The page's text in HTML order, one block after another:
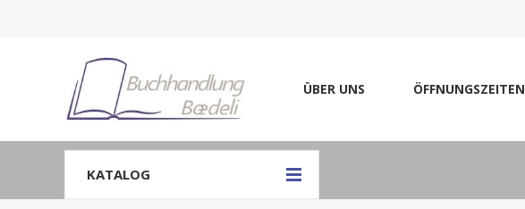
ÜBER UNS ÖFFNUNGSZEITEN
KATALOG